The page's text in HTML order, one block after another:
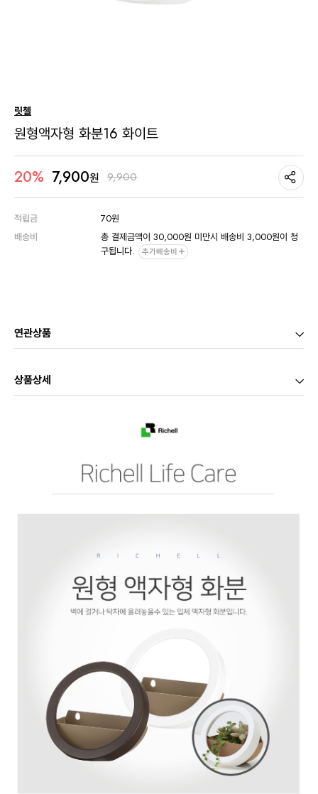
릿첼
원형액자형 화분16 화이트
20% 7,900원 9,900
적립금
70원
배송비
총 결제금액이 30,000원 미만시 배송비 3,000원이 청
구됩니다.
추가배송비
연관상품
상품상세